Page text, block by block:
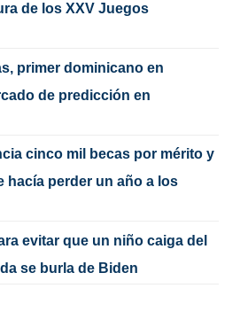
de los XXV Juegos
primer dominicano en
de predicción en
cinco mil becas por mérito y
hacía perder un año a los
evitar que un niño caiga del
se burla de Biden